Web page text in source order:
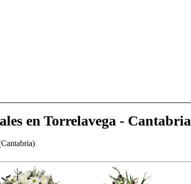
en Torrelavega - Cantabria